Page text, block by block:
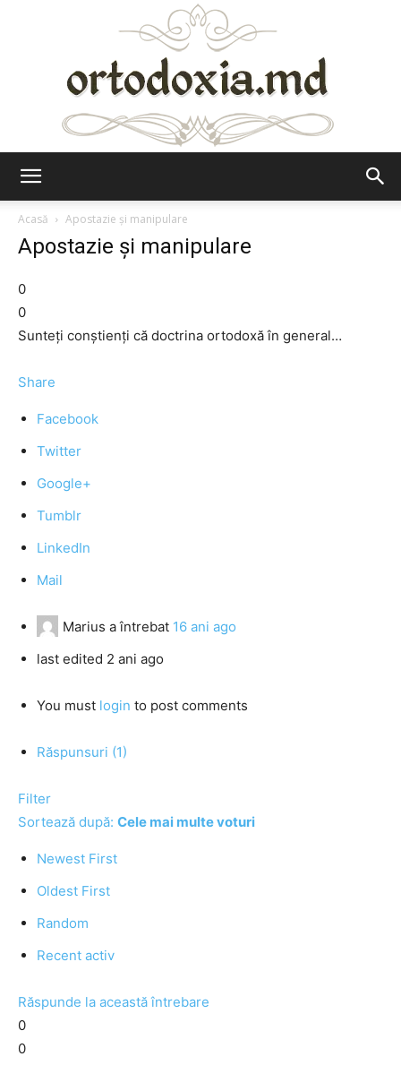
Acasă
Apostazie şi manipulare
Apostazie şi manipulare
0
0
Sunteți conștienți că doctrina ortodoxă în general…
Share
Facebook
Twitter
Google+
Tumblr
LinkedIn
Mail
Marius a întrebat 16 ani ago
last edited 2 ani ago
You must login to post comments
Răspunsuri (1)
Filter
Sortează după: Cele mai multe voturi
Newest First
Oldest First
Random
Recent activ
Răspunde la această întrebare
0
0